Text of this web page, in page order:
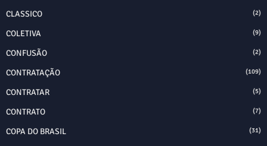
CLASSICO (2)
COLETIVA (9)
CONFUSÃO (2)
CONTRATAÇÃO (109)
CONTRATAR (5)
CONTRATO (7)
COPA DO BRASIL (31)